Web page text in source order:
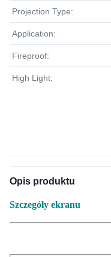
Projection Type:
Application:
Fireproof:
High Light:
Opis produktu
Szczegóły ekranu